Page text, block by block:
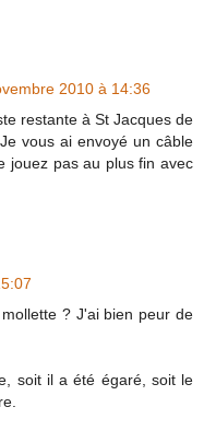
2010 à 14:36
restante à St Jacques de
vous ai envoyé un câble
jouez pas au plus fin avec
? J'ai bien peur de
soit il a été égaré, soit le